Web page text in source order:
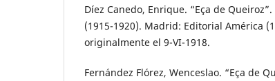
Díez Canedo, Enrique. “Eça de
(1915-1920). Madrid: Editorial América
originalmente el 9-VI-1918.
Fernández Flórez, Wenceslao. “Eça de